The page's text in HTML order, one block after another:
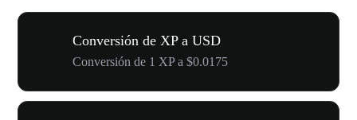
Conversión de XP a USD
Conversión de 1 XP a $0.0175